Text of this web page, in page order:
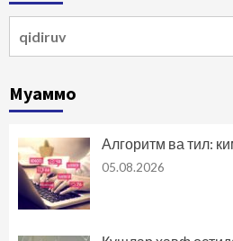
Муаммо
Алгоритм ва тил:
05.08.2026